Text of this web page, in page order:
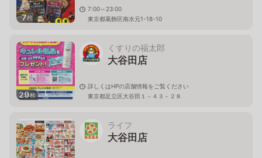
7枚
7:00～23:00
東京都葛飾区南水元1-18-10
29枚
くすりの福太郎
大谷田店
詳しくはHPの店舗情報をご覧ください
東京都足立区大谷田１－４３－２８
ライフ
大谷田店